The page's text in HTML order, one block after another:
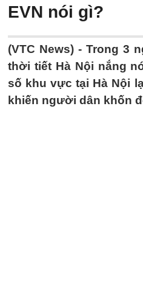
EVN nói gì?
(VTC News) - Trong 3
thời tiết Hà Nội nắng
số khu vực tại Hà Nội
khiến người dân khốn